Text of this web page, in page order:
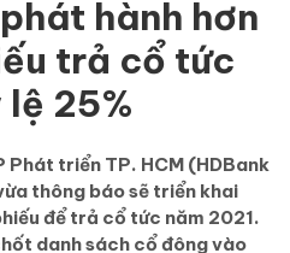
hành hơn
trả cổ tức
25%
Phát triển TP. HCM (HDBank
thông báo sẽ triển khai
để trả cổ tức năm 2021.
danh sách cổ đông vào